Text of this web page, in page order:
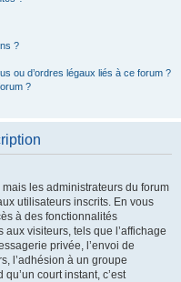
?
ou d’ordres légaux liés à ce forum ?
?
les administrateurs du forum
utilisateurs inscrits. En vous
à des fonctionnalités
visiteurs, tels que l’affichage
privée, l’envoi de
l’adhésion à un groupe
court instant, c’est